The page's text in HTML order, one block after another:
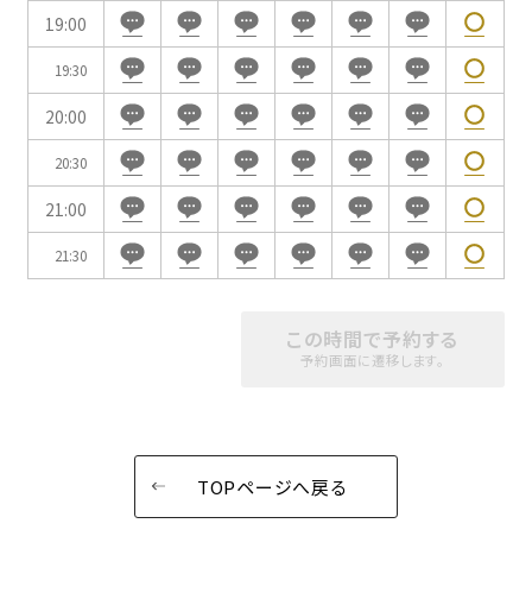
19:00
19:30
20:00
20:30
21:00
21:30
この時間で予約する
予約画面に遷移します。
TOPページへ戻る
この条件で検索
選択している条件をリセットする